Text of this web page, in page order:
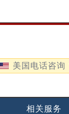
美国电话咨询
相关服务